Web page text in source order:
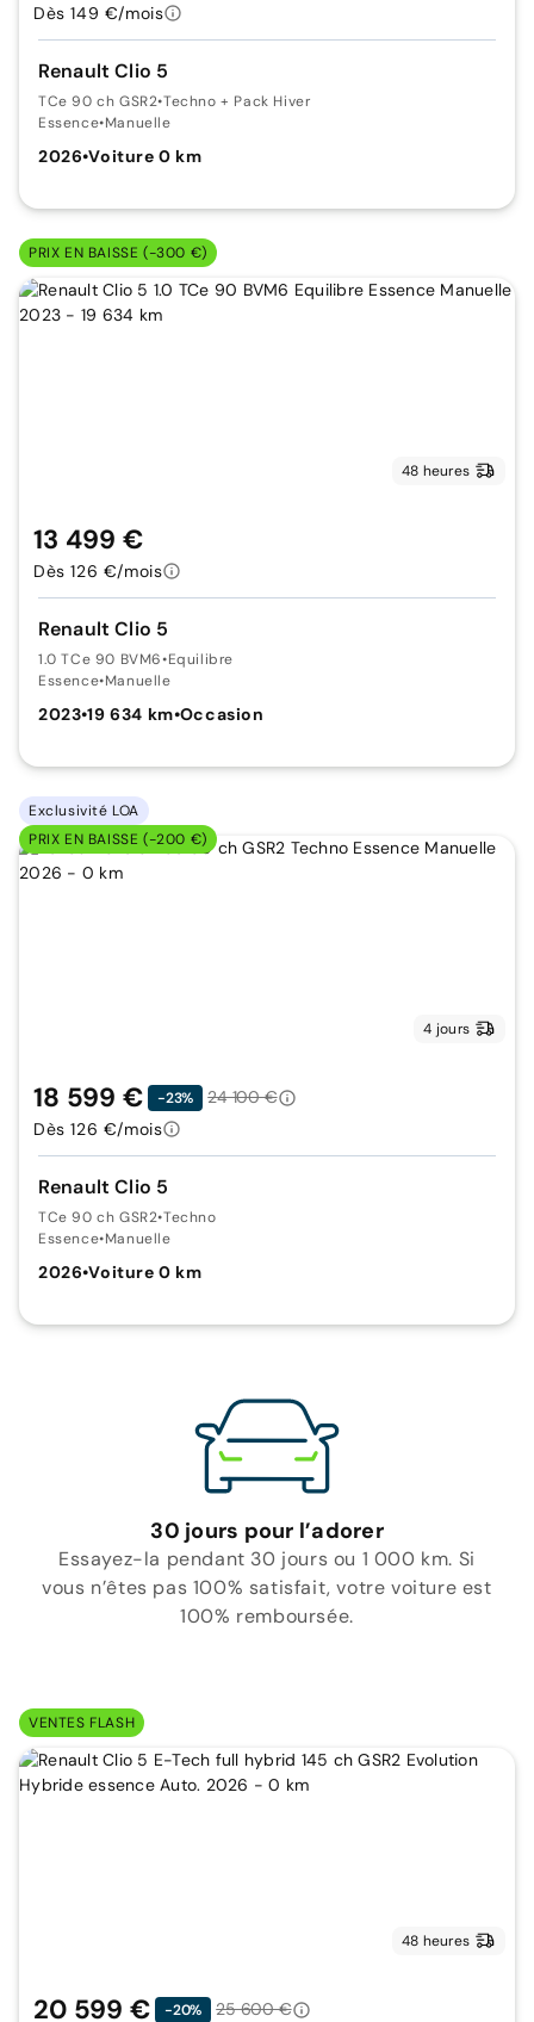
Renault Clio 5
TCe 90 ch GSR2•Techno + Pack Hiver
Essence•Manuelle
2026•Voiture 0 km
Dès 149 €/mois
PRIX EN BAISSE (-300 €)
48 heures
Renault Clio 5
1.0 TCe 90 BVM6•Equilibre
Essence•Manuelle
2023•19 634 km•Occasion
13 499 €
Dès 126 €/mois
Exclusivité LOA
PRIX EN BAISSE (-200 €)
4 jours
Renault Clio 5
TCe 90 ch GSR2•Techno
Essence•Manuelle
2026•Voiture 0 km
18 599 € -23%
24 100 €
Dès 126 €/mois
30 jours pour l’adorer
Essayez-la pendant 30 jours ou 1 000 km. Si
vous n’êtes pas 100% satisfait, votre voiture est
100% remboursée.
VENTES FLASH
48 heures
20 599 € -20% 25 600 €